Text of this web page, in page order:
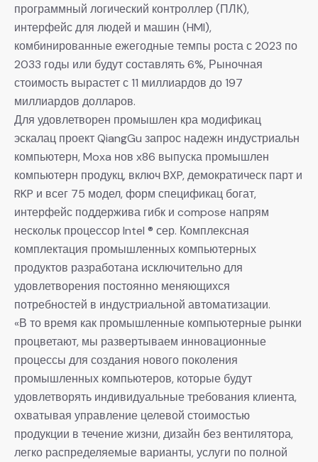
программный логический контроллер (ПЛК),
интерфейс для людей и машин (HMI),
комбинированные ежегодные темпы роста с 2023 по
2033 годы или будут составлять 6%, Рыночная
стоимость вырастет с 11 миллиардов до 197
миллиардов долларов.
Для удовлетворен промышлен кра модификац
эскалац проект QiangGu запрос надежн индустриальн
компьютерн, Moxa нов x86 выпуска промышлен
компьютерн продукц, включ BXP, демократическ парт и
RKP и всег 75 модел, форм спецификац богат,
интерфейс поддержива гибк и compose напрям
нескольк процессор Intel ® сер. Комплексная
комплектация промышленных компьютерных
продуктов разработана исключительно для
удовлетворения постоянно меняющихся
потребностей в индустриальной автоматизации.
«В то время как промышленные компьютерные рынки
процветают, мы развертываем инновационные
процессы для создания нового поколения
промышленных компьютеров, которые будут
удовлетворять индивидуальные требования клиента,
охватывая управление целевой стоимостью
продукции в течение жизни, дизайн без вентилятора,
легко распределяемые варианты, услуги по полной